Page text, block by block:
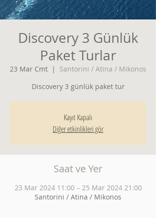
Discovery 3 Günlük
Paket Turlar
23 Mar Cmt
  |
Santorini / Atina / Mikonos
Discovery 3 günlük paket tur
Kayıt Kapalı
Diğer etkinlikleri gör
Saat ve Yer
23 Mar 2024 11:00 – 25 Mar 2024 21:00
Santorini / Atina / Mikonos